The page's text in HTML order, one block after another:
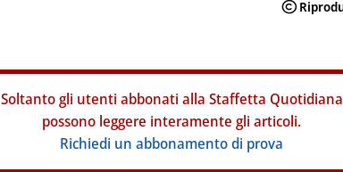
Soltanto gli utenti abbonati alla Staffetta Quotidiana
possono leggere interamente gli articoli.
Richiedi un abbonamento di prova